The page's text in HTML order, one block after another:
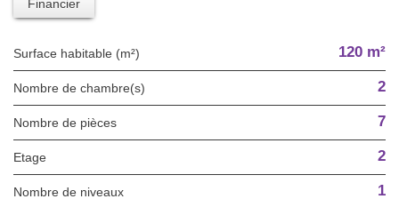
Financier
Surface habitable (m²) 120 m²
Nombre de chambre(s) 2
Nombre de pièces 7
Etage 2
Nombre de niveaux 1